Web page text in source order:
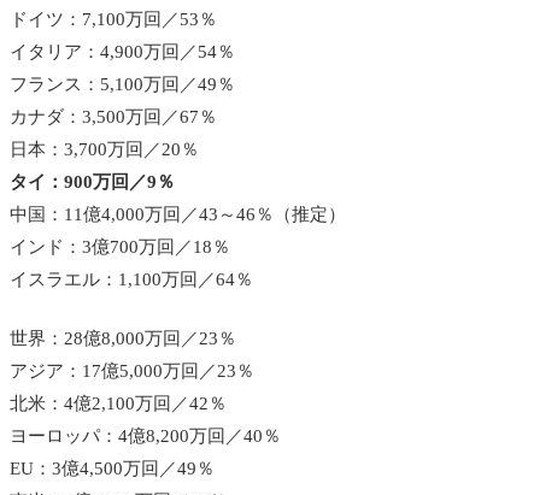
ドイツ：7,100万回／53％
イタリア：4,900万回／54％
フランス：5,100万回／49％
カナダ：3,500万回／67％
日本：3,700万回／20％
タイ：900万回／9％
中国：11億4,000万回／43～46％（推定）
インド：3億700万回／18％
イスラエル：1,100万回／64％
世界：28億8,000万回／23％
アジア：17億5,000万回／23％
北米：4億2,100万回／42％
ヨーロッパ：4億8,200万回／40％
EU：3億4,500万回／49％